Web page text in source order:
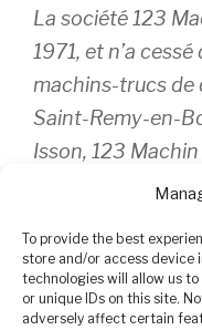
To provide the best
store and/or access device
technologies will allow us
or unique IDs on this site.
adversely affect certain
La société 123
1971, et n’a
machins-trucs de
Saint-Remy-en-
Isson, 123
personnes, et
bouzemontoise.
En tant que nouvel